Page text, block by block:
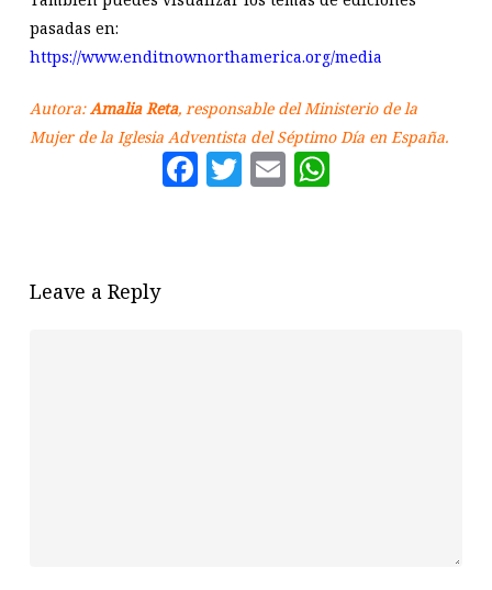
pasadas en:
https://www.enditnownorthamerica.org/media
Autora:Amalia Reta, responsable del Ministerio de la
Mujer de la Iglesia Adventista del Séptimo Día en España.
Facebook
Twitter
Email
Leave a Reply